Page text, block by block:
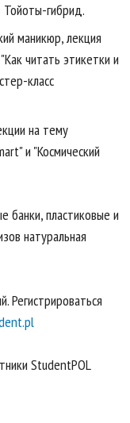
гибрид.
маникюр, лекция
читать этикетки и
класс
на тему
и "Космический
банки, пластиковые и
натуральная
Регистрироваться
StudentPOL